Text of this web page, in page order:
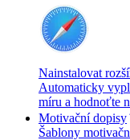
Nainstalovat
Automaticky
míru a hodnoťte
Motivační dopisy
Šablony